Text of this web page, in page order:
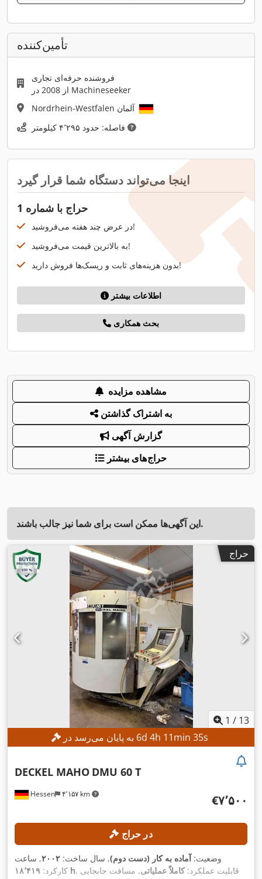
تأمین‌کننده
فروشنده حرفه‌ای تجاری
از 2008 در Machineseeker
Nordrhein-Westfalen آلمان
اینجا می‌تواند دستگاه شما قرار گیرد
حراج با شماره 1
در عرض چند هفته می‌فروشید!
به بالاترین قیمت می‌فروشید!
بدون هزینه‌های ثابت و ریسک‌ها فروش دارید!
اطلاعات بیشتر
بحث همکاری
مشاهده مزایده
به اشتراک گذاشتن
گزارش آگهی
حراج‌های بیشتر
این آگهی‌ها ممکن است برای شما نیز جالب باشند.
حراج
1 / 13
6d 4h 11min 33s
Hessen ۴٬۱۵۷ km
DECKEL MAHO DMU 60 T
‎€۷٬۵۰۰
در حراج
وضعیت: آماده به کار (دست دوم), سال ساخت: ۲۰۰۲, ساعت
کارکرد: ۱۸٬۴۱۹ h , قابلیت عملکرد:کاملاً عملیاتی, مسافت جابجایی